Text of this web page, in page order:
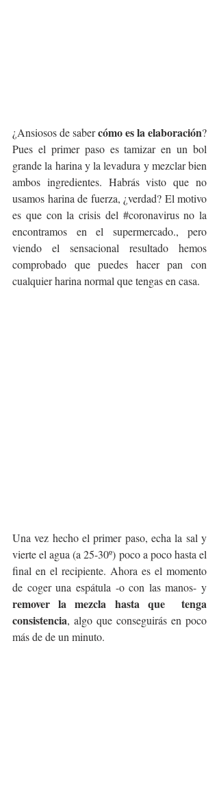
¿Ansiosos de saber cómo es la elaboración?
Pues el primer paso es tamizar en un bol
grande la harina y la levadura y mezclar bien
ambos ingredientes. Habrás visto que no
usamos harina de fuerza, ¿verdad? El motivo
es que con la crisis del #coronavirus no la
encontramos en el supermercado., pero
viendo el sensacional resultado hemos
comprobado que puedes hacer pan con
cualquier harina normal que tengas en casa.
Una vez hecho el primer paso, echa la sal y
vierte el agua (a 25-30º) poco a poco hasta el
final en el recipiente. Ahora es el momento
remover la mezcla hasta que  tenga
consistencia, algo que conseguirás en poco
más de de un minuto.